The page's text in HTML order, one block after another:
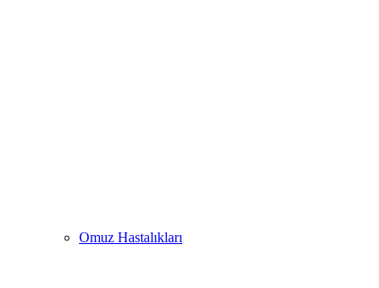
Omuz Hastalıkları